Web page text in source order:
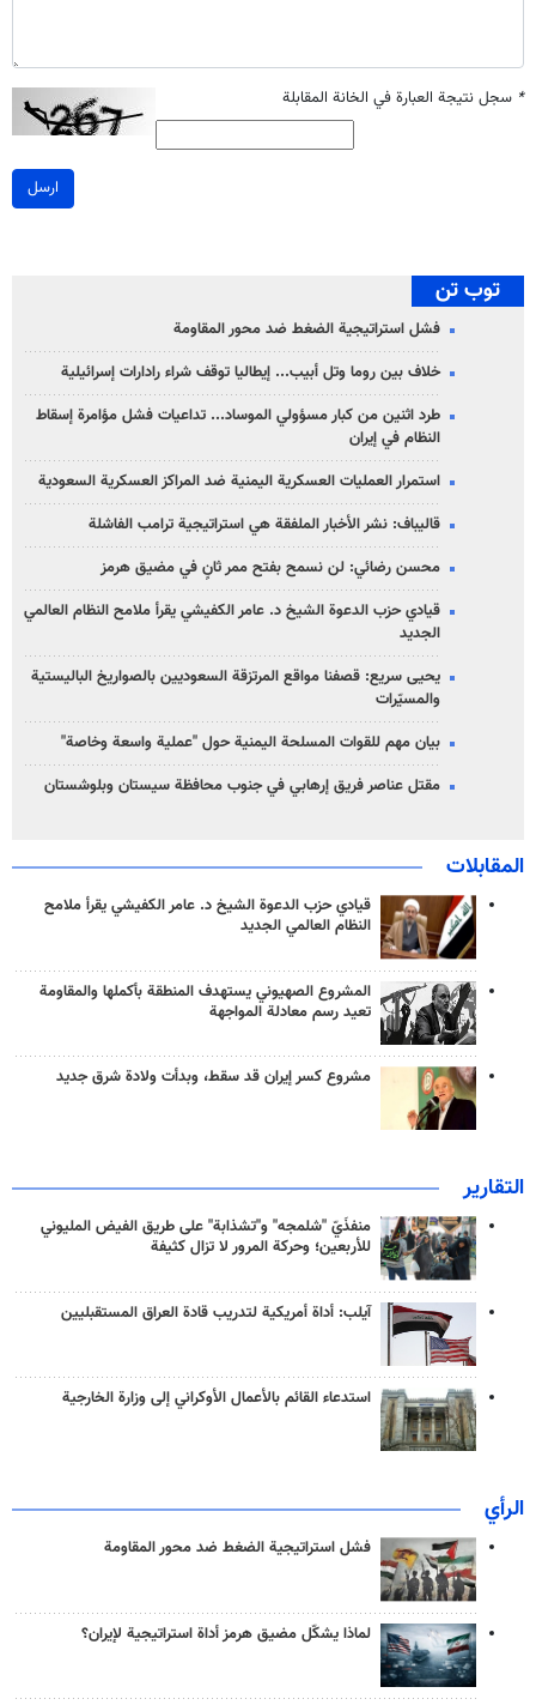
* سجل نتيجة العبارة في الخانة المقابلة
ارسل
توب تن
فشل استراتيجية الضغط ضد محور المقاومة
خلاف بين روما وتل أبيب... إيطاليا توقف شراء رادارات إسرائيلية
طرد اثنين من كبار مسؤولي الموساد... تداعيات فشل مؤامرة إسقاط
النظام في إيران
استمرار العمليات العسكرية اليمنية ضد المراكز العسكرية السعودية
قاليباف: نشر الأخبار الملفقة هي استراتيجية ترامب الفاشلة
محسن رضائي: لن نسمح بفتح ممر ثانٍ في مضيق هرمز
قيادي حزب الدعوة الشيخ د. عامر الكفيشي يقرأ ملامح النظام العالمي
الجديد
يحيى سريع: قصفنا مواقع المرتزقة السعوديين بالصواريخ الباليستية
والمسيّرات
بيان مهم للقوات المسلحة اليمنية حول "عملية واسعة وخاصة"
مقتل عناصر فريق إرهابي في جنوب محافظة سيستان وبلوشستان
المقابلات
قيادي حزب الدعوة الشيخ د. عامر الكفيشي يقرأ ملامح
النظام العالمي الجديد
المشروع الصهيوني يستهدف المنطقة بأكملها والمقاومة
تعيد رسم معادلة المواجهة
مشروع كسر إيران قد سقط، وبدأت ولادة شرق جديد
التقارير
منفذَيّ "شلمجه" و"تشذابة" على طريق الفيض المليوني
للأربعين؛ وحركة المرور لا تزال كثيفة
آيلب: أداة أمريكية لتدريب قادة العراق المستقبليين
استدعاء القائم بالأعمال الأوكراني إلى وزارة الخارجية
الرأي
فشل استراتيجية الضغط ضد محور المقاومة
لماذا يشكّل مضيق هرمز أداة استراتيجية لإيران؟